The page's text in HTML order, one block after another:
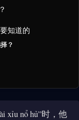
知道的
？
xỉu nổ hủ”时，他